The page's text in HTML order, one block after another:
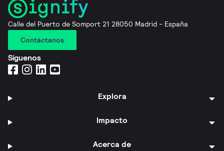
Calle del Puerto de Somport 21 28050 Madrid - España
Contáctanos
Síguenos
Explora
Impacto
Acerca de